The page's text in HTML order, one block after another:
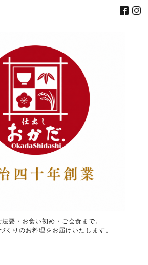
要・お食い初め・ご会食まで。
くりのお料理をお届けいたします。